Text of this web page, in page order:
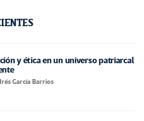
y ética en un universo patriarcal
García Barrios